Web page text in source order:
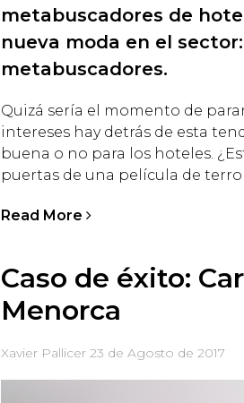
metabuscadores de
nueva moda en el
metabuscadores.
Quizá sería el momento de
intereses hay detrás de esta
buena o no para los hoteles.
puertas de una película de
Read More
Caso de éxito:
Menorca
Xavier Pallicer 23 de Agosto de 2017